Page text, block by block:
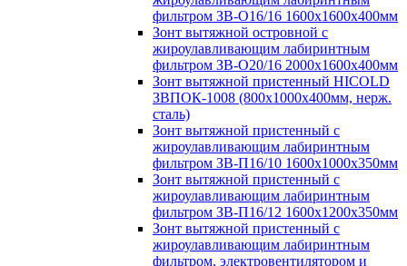
фильтром ЗВ-О16/16 1600х1600х400мм
Зонт вытяжной островной с
жироулавливающим лабиринтным
фильтром ЗВ-О20/16 2000х1600х400мм
Зонт вытяжной пристенный HICOLD
ЗВПОК-1008 (800х1000х400мм, нерж.
сталь)
Зонт вытяжной пристенный с
жироулавливающим лабиринтным
фильтром ЗВ-П16/10 1600х1000х350мм
Зонт вытяжной пристенный с
жироулавливающим лабиринтным
фильтром ЗВ-П16/12 1600х1200х350мм
Зонт вытяжной пристенный с
жироулавливающим лабиринтным
фильтром, электровентилятором и